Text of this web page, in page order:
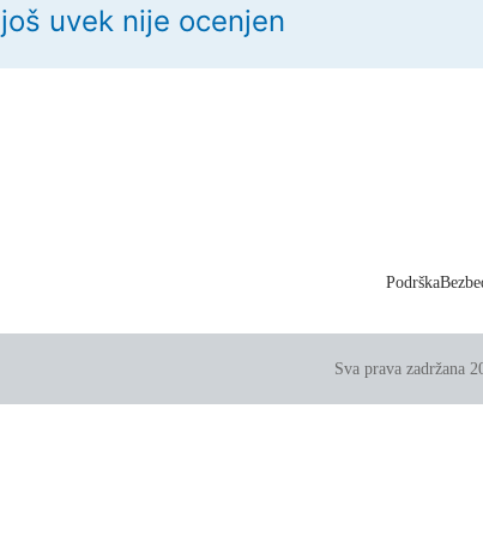
uvek nije ocenjen
Podrška
Sva prava zadržana